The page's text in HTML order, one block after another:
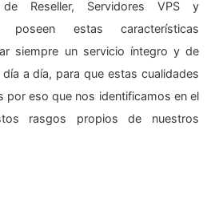
de Reseller, Servidores VPS y
poseen estas características
siempre un servicio íntegro y de
a día, para que estas cualidades
por eso que nos identificamos en el
rasgos propios de nuestros